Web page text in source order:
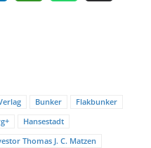
Bunker
Flakbunker
Hansestadt
Thomas J. C. Matzen